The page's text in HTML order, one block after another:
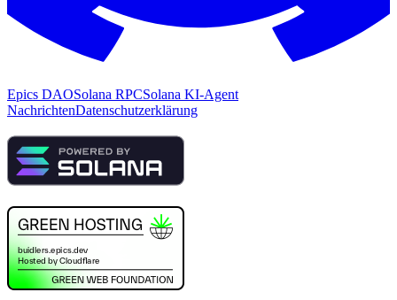
Epics DAOSolana RPCSolana KI-Agent
NachrichtenDatenschutzerklärung